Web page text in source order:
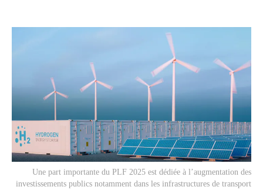
Une part importante du PLF 2025 est dédiée à l’augmentation des
investissements publics notamment dans les infrastructures de transport